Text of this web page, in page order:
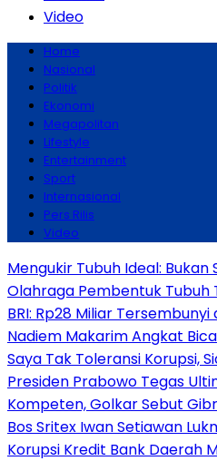
Video
Home
Nasional
Politik
Ekonomi
Megapolitan
Lifestyle
Entertainment
Sport
Internasional
Pers Rilis
Video
Mengukir Tubuh Ideal: Bukan
Olahraga Pembentuk Tubuh
BRI: Rp28 Miliar
Nadiem Makarim Angkat
Saya Tak Toleransi Korupsi,
Presiden Prabowo Tegas
Kompeten, Golkar Sebut
Bos Sritex Iwan Setiawan
Korupsi Kredit Bank Daerah